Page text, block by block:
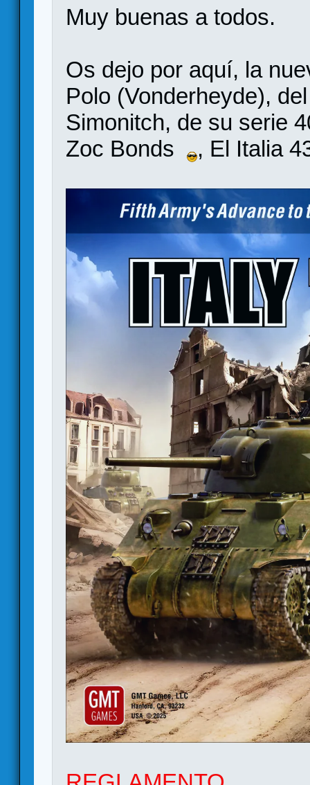
Muy buenas a todos.
Os dejo por aquí, la
Polo (Vonderheyde),
Simonitch, de su serie
Zoc Bonds , El Italia